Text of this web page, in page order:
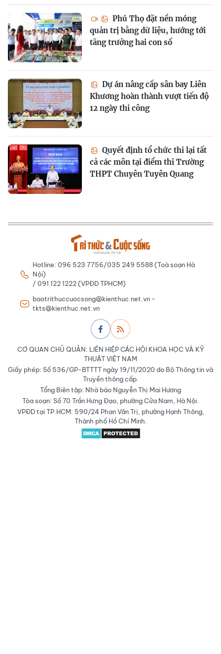
Phú Thọ đặt nền móng
quản trị bằng dữ liệu, hướng tới
tăng trưởng hai con số
Dự án nâng cấp sân bay Liên
Khương hoàn thành vượt tiến độ
12 ngày thi công
Quyết định tổ chức thi lại tất
cả các môn tại điểm thi Trường
THPT Chuyên Tuyên Quang
Hotline: 096 523 7756/035 249 5588 (Toà soạn Hà
Nội)
/ 091 122 1222 (VPĐD TPHCM)
baotrithuccuocsong@kienthuc.net.vn -
tkts@kienthuc.net.vn
CƠ QUAN CHỦ QUẢN: LIÊN HIỆP CÁC HỘI KHOA HỌC VÀ KỸ
THUẬT VIỆT NAM
Giấy phép: Số 536/GP-BTTTT ngày 19/11/2020 do Bộ Thông tin và
Truyền thông cấp.
Tổng Biên tập: Nhà báo Nguyễn Thị Mai Hương
Tòa soạn: Số 70 Trần Hưng Đạo, phường Cửa Nam, Hà Nội.
VPĐD tại TP.HCM: 590/24 Phan Văn Trị, phường Hạnh Thông,
Thành phố Hồ Chí Minh.